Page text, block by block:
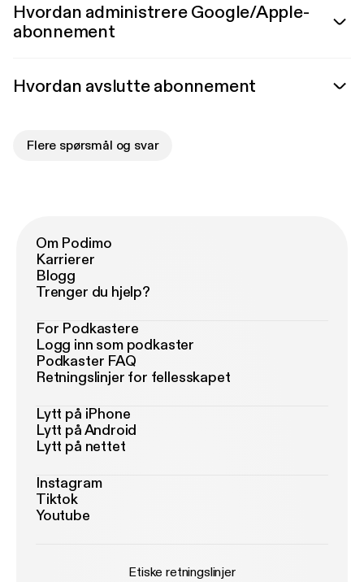
Hvordan administrere Google/Apple-
abonnement
Hvordan avslutte abonnement
Flere spørsmål og svar
Om Podimo
Karrierer
Blogg
Trenger du hjelp?
For Podkastere
Logg inn som podkaster
Podkaster FAQ
Retningslinjer for fellesskapet
Lytt på iPhone
Lytt på Android
Lytt på nettet
Instagram
Tiktok
Youtube
Etiske retningslinjer